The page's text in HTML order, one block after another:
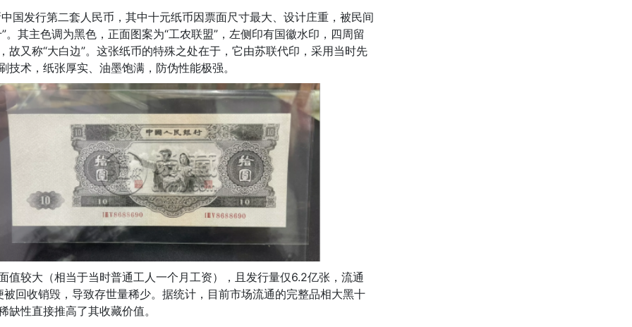
国发行第二套人民币，其中十元纸币因票面尺寸最大、设计庄重，被民间
。其主色调为黑色，正面图案为“工农联盟”，左侧印有国徽水印，四周留
故又称“大白边”。这张纸币的特殊之处在于，它由苏联代印，采用当时先
技术，纸张厚实、油墨饱满，防伪性能极强。
值较大（相当于当时普通工人一个月工资），且发行量仅6.2亿张，流通
被回收销毁，导致存世量稀少。据统计，目前市场流通的完整品相大黑十
缺性直接推高了其收藏价值。